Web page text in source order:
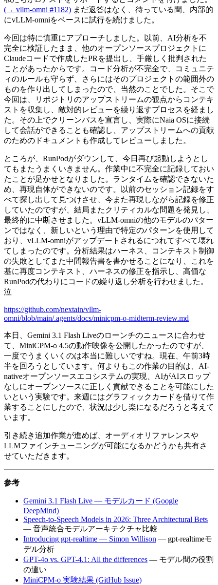
(→ vllm-omni #1182) まだ返答はなく、待っている間、内部的
にvLLM-omniをベースに試行を続けました。
今回は特に慎重にアプローチしました。以前、AI分析を不
完全に検証したまま、他のオープンソースプロジェクトに
Claudeコードで作成したPRを提出し、手厳しく批判された
ことがあったからです。コード分析が不完全で、コミュニテ
ィのルールも守らず、さらにはそのプロジェクトの範囲外の
ものを作り出してしまったので、当然のことでした。そこで
今回は、リポジトリのアップストリームの観点からコンテキ
ストを収集し、敵対的レビューを繰り返すプロセスを経まし
た。その上でクリーンパスを宣言し、実際にNaia OSに接続
して会話ができることも確認し、アップストリームへの貢献
のためのドキュメントも作成してレビューしました。
ところが、RunPodがダウンして、今日再び起動しようとし
てもまたうまくいきません。作業中に不完全に記録しておい
たことが足かせとなりました。ランタイムを確認できないた
め、再現自体ができないのです。以前のセッション記録をす
べて探し出して見つけさせ、今また再現しながら記録を修正
していたのですが、結局またクリティカルな問題を発見し、
最終的に中断させました。vLLM-omniの他のモデルのパター
ンではなく、新しいという理由で特定のパターンを使用して
おり、vLLM-omniがアップデートされるにつれてすべて壊れ
てしまったのです。分析結果はハーネス、コンテキスト制御
の失敗としてまた中間報告書を書かせることになり、これを
基に再度コンテキスト、ハーネスの修正を指示し、高価な
RunPodの代わりにコードの繰り返し分析を行わせました。
泣
https://github.com/nextain/vllm-
omni/blob/main/.agents/docs/minicpm-o-midterm-review.md
本日、Gemini 3.1 Flash Liveのローンチのニュースに合わせ
て、MiniCPM-o 4.5の動作映像を公開したかったのですが、
一度でうまくいくのは本当に難しいですね。現在、午前3時
半を回ろうとしています。何よりもこの作業の目的は、AI-
nativeオープンソースエコシステムの実現、AIがAIスロップ
なしにオープンソースに正しく貢献できることを可能にした
いという実験です。来週にはグラフィックカードを借りて作
業することにしたので、状況は少し楽になるだろうと考えて
います。
引き続き追加作業が進めば、オーディオリファレンスや
LLMファインチューニングが可能になるかどうかも共有さ
せていただきます。
参考
Gemini 3.1 Flash Live — モデルカード (Google
DeepMind)
Speech-to-Speech Models in 2026: Three Architectural Bets
— 音声統合モデルアーキテクチャ比較
Introducing gpt-realtime — Simon Willison — gpt-realtimeモ
デル分析
GPT-4o vs. GPT-4.1: All the differences — モデル間の役割
の違い
MiniCPM-o 実験結果 (GitHub Issue)